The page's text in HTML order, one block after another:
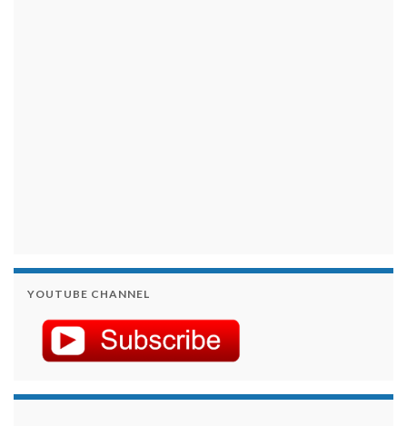
YOUTUBE CHANNEL